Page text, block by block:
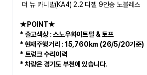
더 뉴 카니발(KA4) 2.2 디젤 9인승 노블레스
★POINT★
* 출고색상 : 스노우화이트펄 & 토프
* 현재주행거리 : 15,760km (26/5/20기준)
* 트렁크 수리이력
* 차량은 경기도 부천에 있습니다.